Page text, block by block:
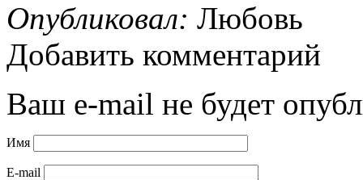
Опубликовал: Любовь
Добавить комментарий
Ваш e-mail не будет
Имя
E-mail